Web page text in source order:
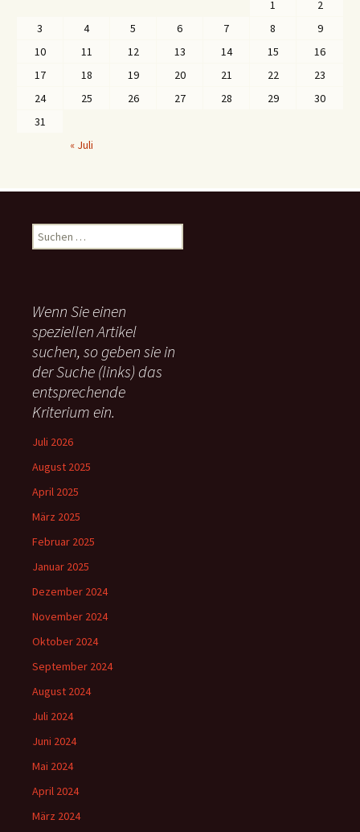
1
2
3
4 5 6 7 8
9
10
11 12 13 14 15
16
17
18 19 20 21 22
23
24
25 26 27 28 29
30
31
« Juli
u
n
n
a
c
:
Wenn Sie einen
speziellen Artikel
suchen, so geben sie in
der Suche (links) das
entsprechende
Kriterium ein.
Juli 2026
August 2025
April 2025
März 2025
Februar 2025
Januar 2025
Dezember 2024
November 2024
Oktober 2024
September 2024
August 2024
Juli 2024
Juni 2024
Mai 2024
April 2024
März 2024